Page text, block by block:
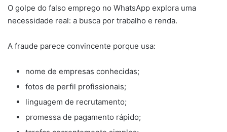
O golpe do falso emprego no WhatsApp explora uma
necessidade real: a busca por trabalho e renda.
A fraude parece convincente porque usa:
nome de empresas conhecidas;
fotos de perfil profissionais;
linguagem de recrutamento;
promessa de pagamento rápido;